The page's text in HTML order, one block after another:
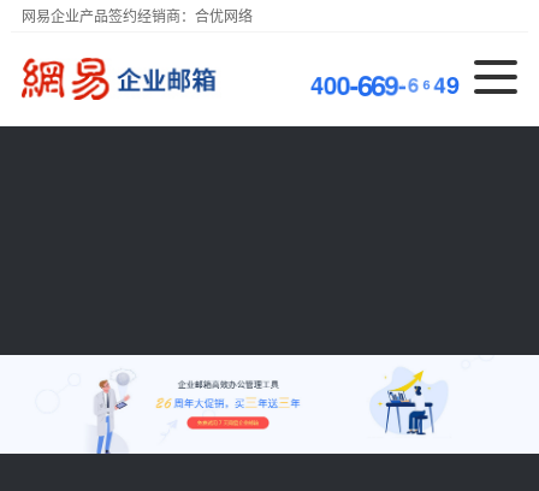
网易企业产品签约经销商：合优网络
400-669-6649